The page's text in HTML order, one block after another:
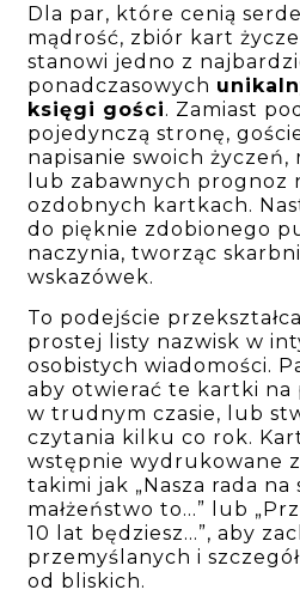
Dla par, które cenią
mądrość, zbiór kart
stanowi jedno z
ponadczasowych
księgi gości. Zamiast
pojedynczą stronę,
napisanie swoich życzeń,
lub zabawnych prognoz
ozdobnych kartkach.
do pięknie zdobionego
naczynia, tworząc
wskazówek.
To podejście
prostej listy nazwisk w
osobistych wiadomości.
aby otwierać te kartki na
w trudnym czasie, lub
czytania kilku co rok.
wstępnie wydrukowane
takimi jak „Nasza rada na
małżeństwo to…” lub
10 lat będziesz…”, aby
przemyślanych i
od bliskich.